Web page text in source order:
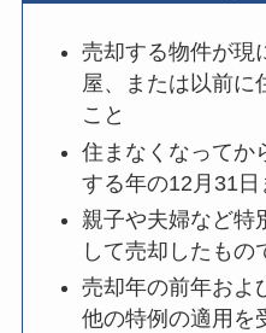
売却する物件が現
屋、または以前に
こと
住まなくなってか
する年の12月31日
親子や夫婦など特
して売却したもの
売却年の前年およ
他の特例の適用を